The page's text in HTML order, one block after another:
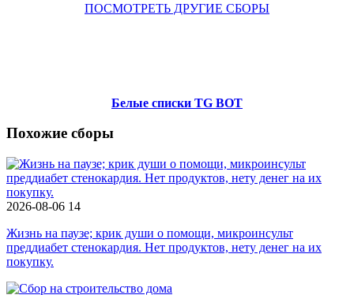
ПОСМОТРЕТЬ ДРУГИЕ СБОРЫ
Белые списки TG BOT
Похожие сборы
2026-08-06 14
Жизнь на паузе; крик души о помощи, микроинсульт
преддиабет стенокардия. Нет продуктов, нету денег на их
покупку.